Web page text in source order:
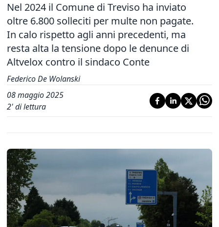
Nel 2024 il Comune di Treviso ha inviato
oltre 6.800 solleciti per multe non pagate.
In calo rispetto agli anni precedenti, ma
resta alta la tensione dopo le denunce di
Altvelox contro il sindaco Conte
Federico De Wolanski
08 maggio 2025
2' di lettura